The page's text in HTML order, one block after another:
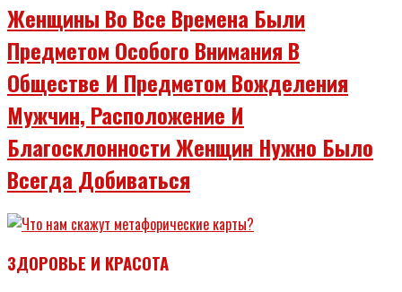
Женщины Во Все Времена Были
Предметом Особого Внимания В
Обществе И Предметом Вожделения
Мужчин, Расположение И
Благосклонности Женщин Нужно Было
Всегда Добиваться
ЗДОРОВЬЕ И КРАСОТА